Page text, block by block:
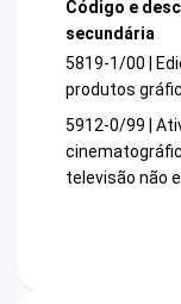
Código e
secundária
5819-1/00 |
produtos
5912-0/99 |
televisão não